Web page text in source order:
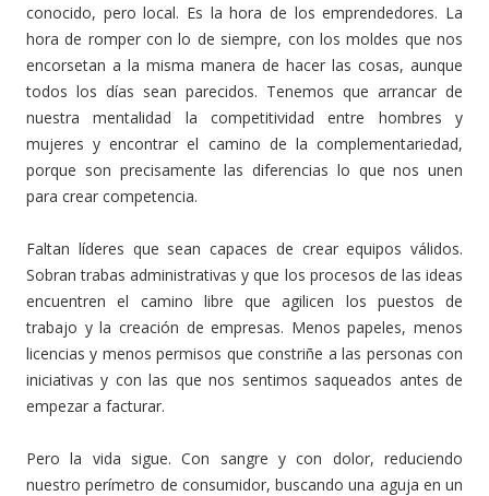
conocido, pero local. Es la hora de los emprendedores. La
hora de romper con lo de siempre, con los moldes que nos
encorsetan a la misma manera de hacer las cosas, aunque
todos los días sean parecidos. Tenemos que arrancar de
nuestra mentalidad la competitividad entre hombres y
mujeres y encontrar el camino de la complementariedad,
porque son precisamente las diferencias lo que nos unen
para crear competencia.
Faltan líderes que sean capaces de crear equipos válidos.
Sobran trabas administrativas y que los procesos de las ideas
encuentren el camino libre que agilicen los puestos de
trabajo y la creación de empresas. Menos papeles, menos
licencias y menos permisos que constriñe a las personas con
iniciativas y con las que nos sentimos saqueados antes de
empezar a facturar.
Pero la vida sigue. Con sangre y con dolor, reduciendo
nuestro perímetro de consumidor, buscando una aguja en un